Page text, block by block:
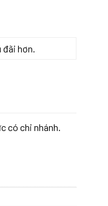
hơn.
có chi nhánh.